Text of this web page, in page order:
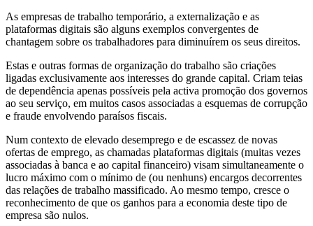
As empresas de trabalho temporário, a externalização e as
plataformas digitais são alguns exemplos convergentes de
chantagem sobre os trabalhadores para diminuírem os seus direitos.
Estas e outras formas de organização do trabalho são criações
ligadas exclusivamente aos interesses do grande capital. Criam teias
de dependência apenas possíveis pela activa promoção dos governos
ao seu serviço, em muitos casos associadas a esquemas de corrupção
e fraude envolvendo paraísos fiscais.
Num contexto de elevado desemprego e de escassez de novas
ofertas de emprego, as chamadas plataformas digitais (muitas vezes
associadas à banca e ao capital financeiro) visam simultaneamente o
lucro máximo com o mínimo de (ou nenhuns) encargos decorrentes
das relações de trabalho massificado. Ao mesmo tempo, cresce o
reconhecimento de que os ganhos para a economia deste tipo de
empresa são nulos.